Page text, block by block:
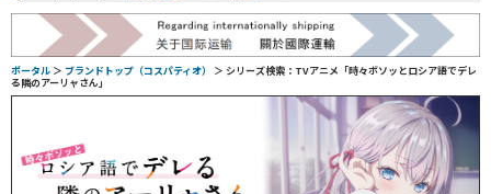
ポータル ＞ ブランドトップ（コスパティオ）
＞ シリーズ検索：TVアニメ「時々ボソッとロシア語でデレ
る隣のアーリャさん」